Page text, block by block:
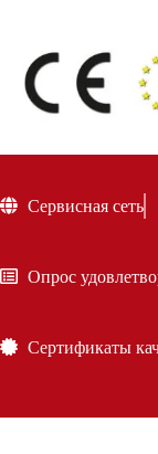
Сервисная сеть
Опрос
Сертификаты